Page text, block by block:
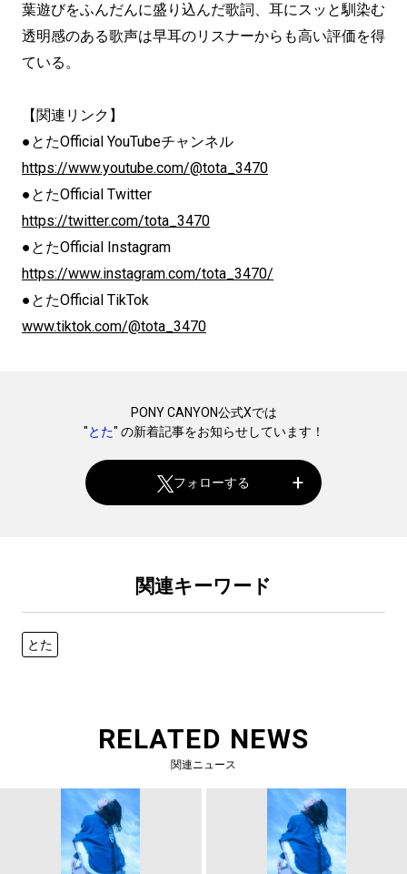
葉遊びをふんだんに盛り込んだ歌詞、耳にスッと馴染む
透明感のある歌声は早耳のリスナーからも高い評価を得
ている。
【関連リンク】
●とたOfficial YouTubeチャンネル
https://www.youtube.com/@tota_3470
●とたOfficial Twitter
https://twitter.com/tota_3470
●とたOfficial Instagram
https://www.instagram.com/tota_3470/
●とたOfficial TikTok
www.tiktok.com/@tota_3470
PONY CANYON公式Xでは
"とた" の新着記事をお知らせしています！
フォローする
関連キーワード
とた
RELATED NEWS
関連ニュース